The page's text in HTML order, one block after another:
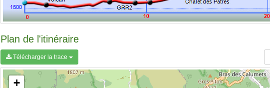
Plan de l'itinéraire
Télécharger la trace
+